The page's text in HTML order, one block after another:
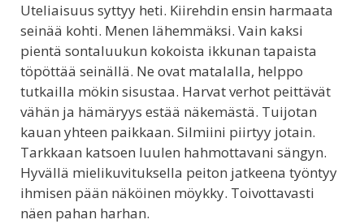
Uteliaisuus syttyy heti. Kiirehdin ensin harmaata
seinää kohti. Menen lähemmäksi. Vain kaksi
pientä sontaluukun kokoista ikkunan tapaista
töpöttää seinällä. Ne ovat matalalla, helppo
tutkailla mökin sisustaa. Harvat verhot peittävät
vähän ja hämäryys estää näkemästä. Tuijotan
kauan yhteen paikkaan. Silmiini piirtyy jotain.
Tarkkaan katsoen luulen hahmottavani sängyn.
Hyvällä mielikuvituksella peiton jatkeena työntyy
ihmisen pään näköinen möykky. Toivottavasti
näen pahan harhan.